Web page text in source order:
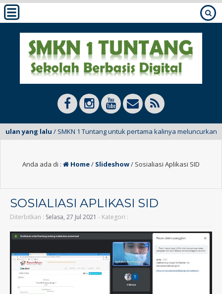
yang lalu/ SMKN 1 Tuntang untuk pertama kalinya meluncurkan
Anda ada di : Home/ Slideshow/ Sosialiasi Aplikasi SID
SOSIALIASI APLIKASI SID
Diterbitkan : Selasa, 27 Jul 2021 - Kategori :